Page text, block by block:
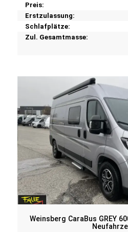
Preis:
Erstzulassung:
Schlafplätze:
Zul. Gesamtmasse:
Weinsberg CaraBus GREY